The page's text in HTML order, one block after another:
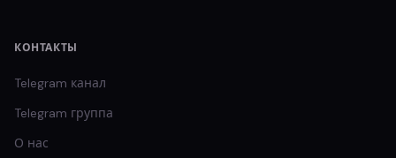
КОНТАКТЫ
Telegram канал
Telegram группа
О нас